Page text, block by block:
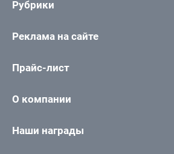
Рубрики
Реклама на сайте
Прайс-лист
О компании
Наши награды